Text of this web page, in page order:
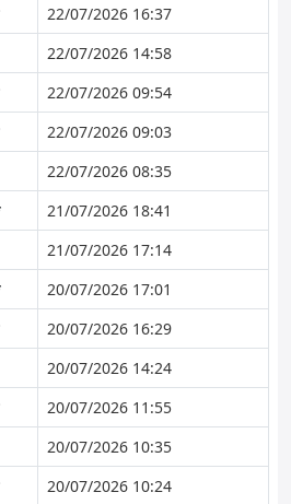
22/07/2026 16:37
22/07/2026 14:58
22/07/2026 09:54
22/07/2026 09:03
22/07/2026 08:35
21/07/2026 18:41
21/07/2026 17:14
20/07/2026 17:01
20/07/2026 16:29
20/07/2026 14:24
20/07/2026 11:55
20/07/2026 10:35
20/07/2026 10:24